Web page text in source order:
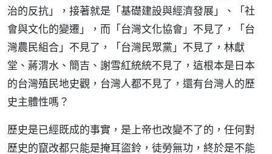
治的反抗」，接著就是「基礎建設與經濟發展」、「社
會與文化的變遷」，而「台灣文化協會」不見了，「台
灣農民組合」不見了，「台灣民眾黨」不見了，林獻
堂、蔣渭水、簡吉、謝雪紅統統不見了，這根本是日本
的台灣殖民地史觀，台灣人都不見了，還有台灣人的歷
史主體性嗎？
歷史是已經既成的事實，是上帝也改變不了的，任何對
歷史的竄改都只能是掩耳盜鈴，徒勞無功，終於是不能